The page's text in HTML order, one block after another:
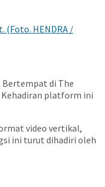
HENDRA /
di The
Kehadiran platform ini
video vertikal,
ini turut dihadiri oleh